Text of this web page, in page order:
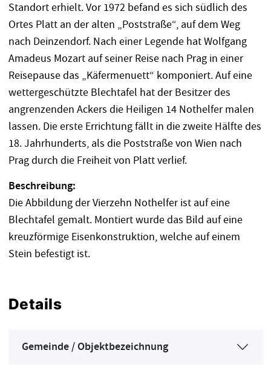
Standort erhielt. Vor 1972 befand es sich südlich des
Ortes Platt an der alten „Poststraße“, auf dem Weg
nach Deinzendorf. Nach einer Legende hat Wolfgang
Amadeus Mozart auf seiner Reise nach Prag in einer
Reisepause das „Käfermenuett“ komponiert. Auf eine
wettergeschützte Blechtafel hat der Besitzer des
angrenzenden Ackers die Heiligen 14 Nothelfer malen
lassen. Die erste Errichtung fällt in die zweite Hälfte des
18. Jahrhunderts, als die Poststraße von Wien nach
Prag durch die Freiheit von Platt verlief.
Beschreibung:
Die Abbildung der Vierzehn Nothelfer ist auf eine
Blechtafel gemalt. Montiert wurde das Bild auf eine
kreuzförmige Eisenkonstruktion, welche auf einem
Stein befestigt ist.
Details
Gemeinde / Objektbezeichnung